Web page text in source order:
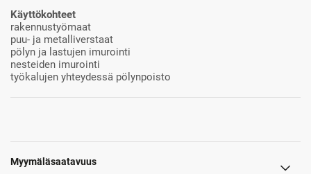
Käyttökohteet
rakennustyömaat
puu- ja metalliverstaat
pölyn ja lastujen imurointi
nesteiden imurointi
työkalujen yhteydessä pölynpoisto
Myymäläsaatavuus